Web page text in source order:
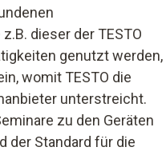
dieser der TESTO
genutzt werden,
womit TESTO die
unterstreicht.
zu den Geräten
der Standard für die